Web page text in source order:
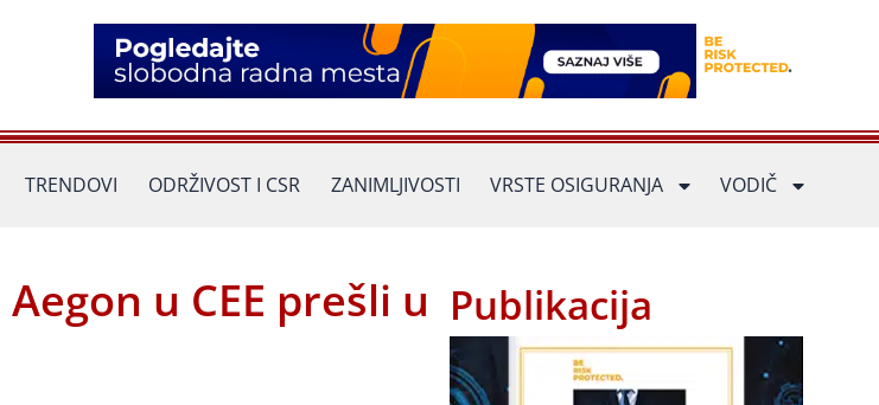
TRENDOVI ODRŽIVOST I CSR ZANIMLJIVOSTI VRSTE OSIGURANJA VODIČ
u CEE prešli u Publikacija